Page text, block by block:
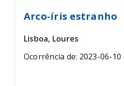
Arco-íris estranho
Lisboa, Loures
Ocorrência de: 2023-06-10